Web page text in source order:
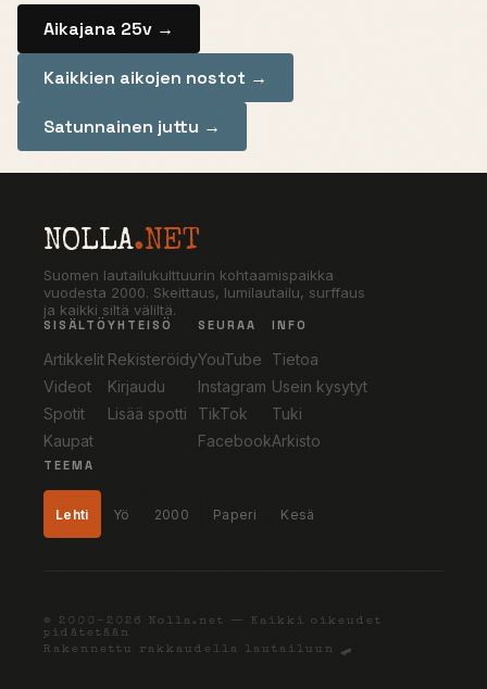
Aikajana 25v →
Kaikkien aikojen nostot →
Satunnainen juttu →
NOLLA.NET
Suomen lautailukulttuurin kohtaamispaikka
vuodesta 2000. Skeittaus, lumilautailu, surffaus
ja kaikki siltä väliltä.
SISÄLTÖ
Artikkelit
Videot
Spotit
Kaupat
YHTEISÖ
Rekisteröidy
Kirjaudu
Lisää spotti
SEURAA
YouTube
Instagram
TikTok
Facebook
INFO
Tietoa
Usein kysytyt
Tuki
Arkisto
TEEMA
Lehti Yö 2000 Paperi Kesä
© 2000–2026 Nolla.net — Kaikki oikeudet
pidätetään
Rakennettu rakkaudella lautailuun 🛹